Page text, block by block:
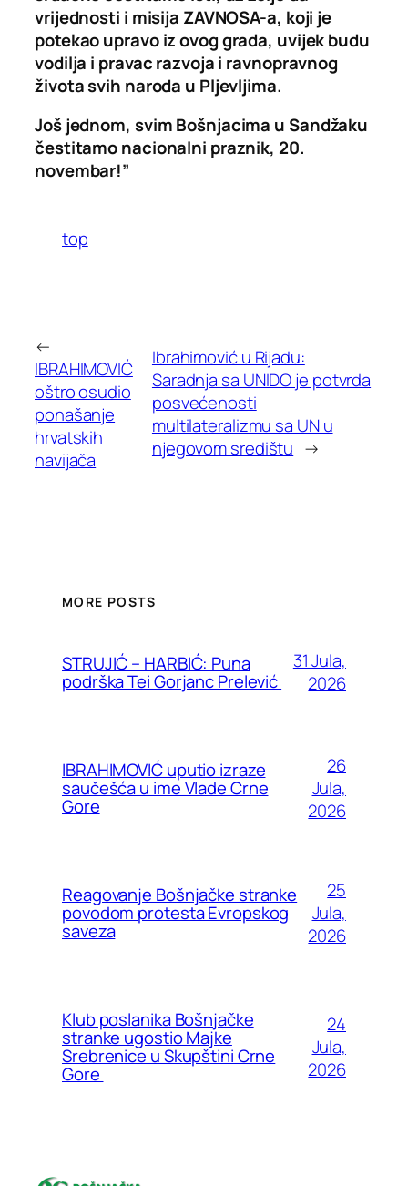
vrijednosti i misija ZAVNOSA-a, koji je
potekao upravo iz ovog grada, uvijek budu
vodilja i pravac razvoja i ravnopravnog
života svih naroda u Pljevljima.
Još jednom, svim Bošnjacima u Sandžaku
čestitamo nacionalni praznik, 20.
novembar!”
top
←
IBRAHIMOVIĆ
oštro osudio
ponašanje
hrvatskih
navijača
Ibrahimović u Rijadu:
Saradnja sa UNIDO je potvrda
posvećenosti
multilateralizmu sa UN u
njegovom središtu →
MORE POSTS
STRUJIĆ – HARBIĆ: Puna
podrška Tei Gorjanc Prelević
31 Jula,
2026
IBRAHIMOVIĆ uputio izraze
saučešća u ime Vlade Crne
Gore
26
Jula,
2026
Reagovanje Bošnjačke stranke
povodom protesta Evropskog
saveza
25
Jula,
2026
Klub poslanika Bošnjačke
stranke ugostio Majke
Srebrenice u Skupštini Crne
Gore
24
Jula,
2026